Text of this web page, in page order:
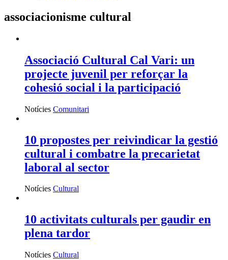
associacionisme cultural
Associació Cultural Cal Vari: un
projecte juvenil per reforçar la
cohesió social i la participació
Notícies Comunitari
10 propostes per reivindicar la gestió
cultural i combatre la precarietat
laboral al sector
Notícies Cultural
10 activitats culturals per gaudir en
plena tardor
Notícies Cultural